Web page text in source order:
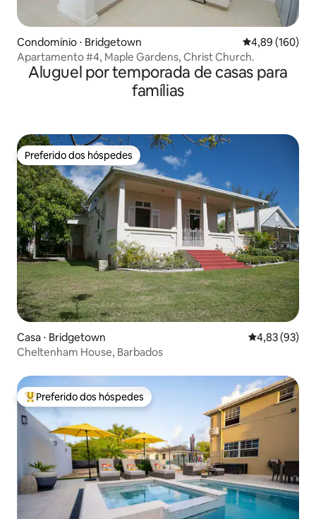
Condomínio ⋅ Bridgetown 4,89 de uma
4,89 (160)
Apartamento #4, Maple Gardens, Christ Church.
Aluguel por temporada de casas para
famílias
Preferido dos hóspedes
Preferido dos hóspedes
Casa ⋅ Bridgetown 4,83 de uma
4,83 (93)
Cheltenham House, Barbados
Entre os melhores preferidos dos hóspedes
Preferido dos hóspedes